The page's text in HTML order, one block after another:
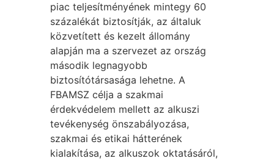
piac teljesítményének mintegy 60
százalékát biztosítják, az általuk
közvetített és kezelt állomány
alapján ma a szervezet az ország
második legnagyobb
biztosítótársasága lehetne. A
FBAMSZ célja a szakmai
érdekvédelem mellett az alkuszi
tevékenység önszabályozása,
szakmai és etikai hátterének
kialakítása, az alkuszok oktatásáról,